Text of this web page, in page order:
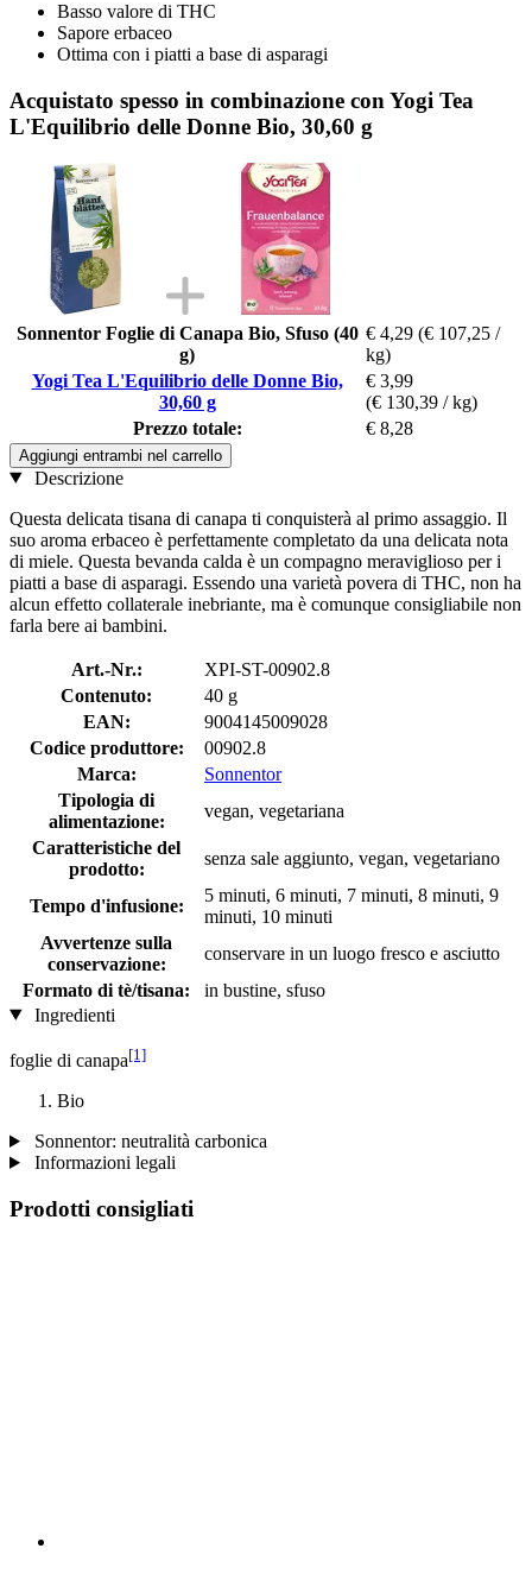
Basso valore di THC
Sapore erbaceo
Ottima con i piatti a base di asparagi
Acquistato spesso in combinazione con Yogi Tea
L'Equilibrio delle Donne Bio, 30,60 g
Sonnentor Foglie di Canapa Bio, Sfuso (40
g)
€ 4,29 (€ 107,25 /
kg)
Yogi Tea L'Equilibrio delle Donne Bio,
30,60 g
€ 3,99
(€ 130,39 / kg)
Prezzo totale:
€ 8,28
Aggiungi entrambi nel carrello
Descrizione
Questa delicata tisana di canapa ti conquisterà al primo assaggio. Il
suo aroma erbaceo è perfettamente completato da una delicata nota
di miele. Questa bevanda calda è un compagno meraviglioso per i
piatti a base di asparagi. Essendo una varietà povera di THC, non ha
alcun effetto collaterale inebriante, ma è comunque consigliabile non
farla bere ai bambini.
Art.-Nr.:
XPI-ST-00902.8
Contenuto:
40 g
EAN:
9004145009028
Codice produttore:
00902.8
Marca:
Sonnentor
Tipologia di
alimentazione:
vegan, vegetariana
Caratteristiche del
prodotto:
senza sale aggiunto, vegan, vegetariano
Tempo d'infusione:
5 minuti, 6 minuti, 7 minuti, 8 minuti, 9
minuti, 10 minuti
Avvertenze sulla
conservazione:
conservare in un luogo fresco e asciutto
Formato di tè/tisana:
in bustine, sfuso
Ingredienti
foglie di canapa[1]
Bio
Sonnentor: neutralità carbonica
Informazioni legali
Prodotti consigliati